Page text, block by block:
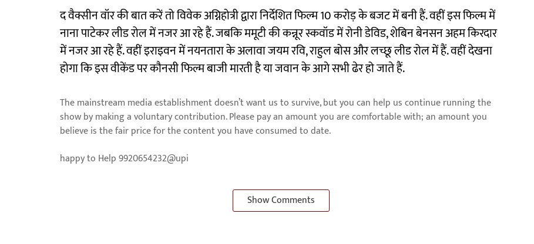
द वैक्सीन वॉर की बात करें तो विवेक अग्निहोत्री द्वारा निर्देशित फिल्म 10 करोड़ के बजट में बनी हैं. वहीं इस फिल्म में
नाना पाटेकर लीड रोल में नजर आ रहे हैं. जबकि ममूटी की कन्नूर स्कवॉड में रोनी डेविड, शेबिन बेनसन अहम किरदार
में नजर आ रहे हैं. वहीं इराइवन में नयनतारा के अलावा जयम रवि, राहुल बोस और लच्छू लीड रोल में हैं. वहीं देखना
होगा कि इस वीकेंड पर कौनसी फिल्म बाजी मारती है या जवान के आगे सभी ढेर हो जाते हैं.
The mainstream media establishment doesn’t want us to survive, but you can help us continue running the
show by making a voluntary contribution. Please pay an amount you are comfortable with; an amount you
believe is the fair price for the content you have consumed to date.
happy to Help 9920654232@upi
Show Comments